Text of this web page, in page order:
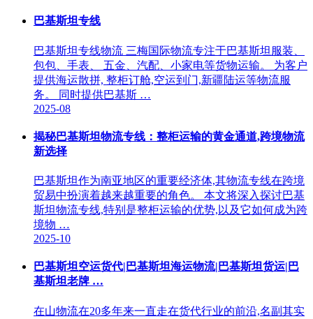
巴基斯坦专线
巴基斯坦专线物流 三梅国际物流专注于巴基斯坦服装、
包包、手表、 五金、汽配、小家电等货物运输。 为客户
提供海运散拼, 整柜订舱,空运到门,新疆陆运等物流服
务。 同时提供巴基斯 …
2025-08
揭秘巴基斯坦物流专线：整柜运输的黄金通道,跨境物流
新选择
巴基斯坦作为南亚地区的重要经济体,其物流专线在跨境
贸易中扮演着越来越重要的角色。 本文将深入探讨巴基
斯坦物流专线,特别是整柜运输的优势,以及它如何成为跨
境物 …
2025-10
巴基斯坦空运货代|巴基斯坦海运物流|巴基斯坦货运|巴
基斯坦老牌 …
在山物流在20多年来一直走在货代行业的前沿,名副其实